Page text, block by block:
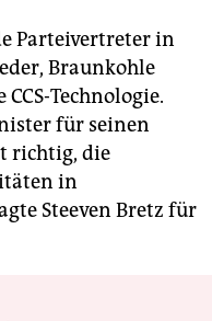
Parteivertreter in
Braunkohle
Technologie.
für seinen
richtig, die
in
Steeven Bretz für